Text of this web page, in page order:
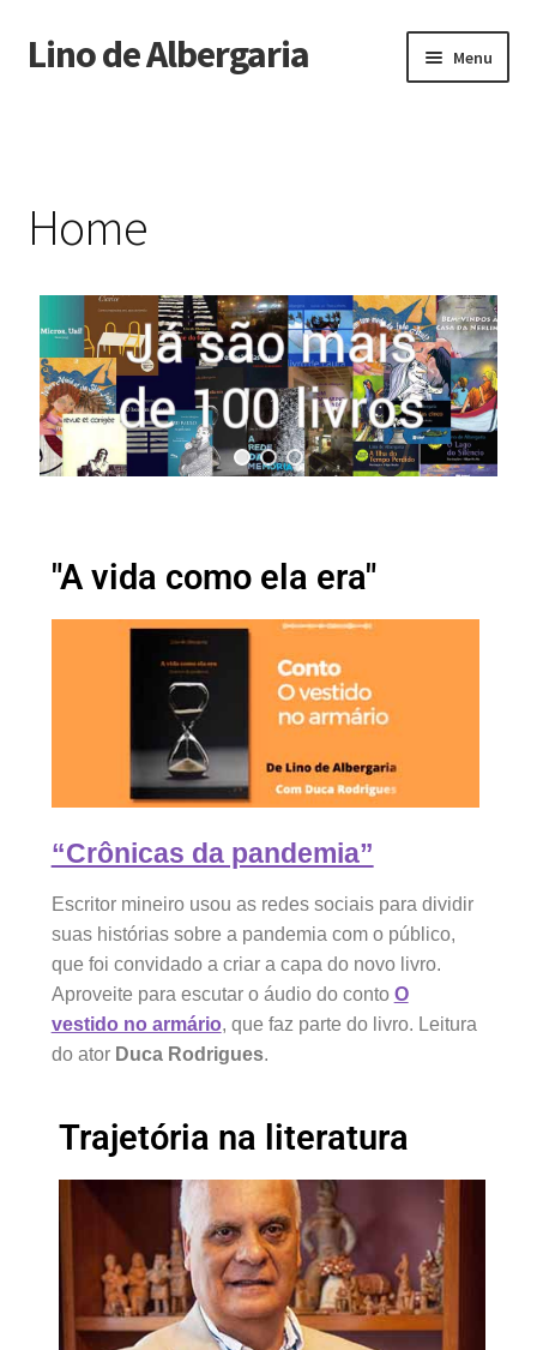
Lino de Albergaria Menu
Livros
Resenhas
Depoimentos
Críticas
Vídeos/Áudios
Home
"A vida como ela era"
“Crônicas da pandemia”
Escritor mineiro usou as redes sociais para dividir
suas histórias sobre a pandemia com o público,
que foi convidado a criar a capa do novo livro.
Aproveite para escutar o áudio do conto O
vestido no armário, que faz parte do livro. Leitura
do ator Duca Rodrigues.
Trajetória na literatura